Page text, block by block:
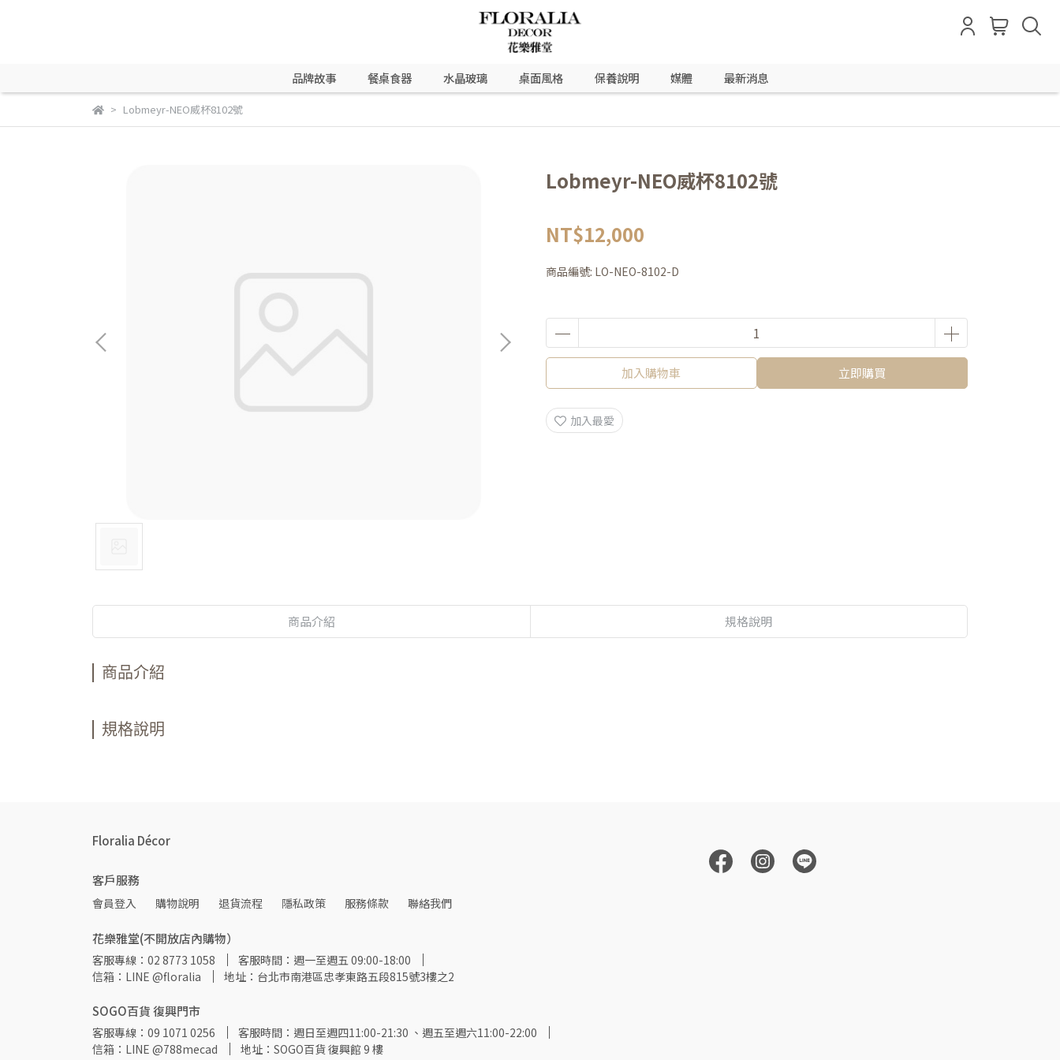
品牌故事 餐桌食器 水晶玻璃 桌面風格 保養說明 媒體 最新消息
Lobmeyr-NEO威杯8102號
Lobmeyr-NEO威杯8102號
NT$12,000
商品編號: LO-NEO-8102-D
加入購物車 立即購買
加入最愛
商品介紹 規格說明
商品介紹
規格說明
Floralia Décor
客戶服務
會員登入 購物說明 退貨流程 隱私政策 服務條款 聯絡我們
花樂雅堂(不開放店內購物）
客服專線：02 8773 1058
客服時間：週一至週五 09:00-18:00
信箱：LINE @floralia
地址：台北市南港區忠孝東路五段815號3樓之2
SOGO百貨 復興門市
客服專線：09 1071 0256
客服時間：週日至週四11:00-21:30 、週五至週六11:00-22:00
信箱：LINE @788mecad
地址：SOGO百貨 復興館 9 樓